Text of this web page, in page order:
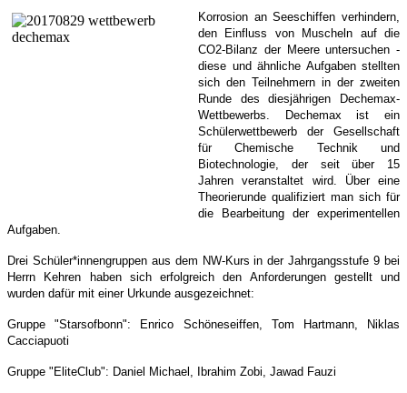
Korrosion an Seeschiffen verhindern,
den Einfluss von Muscheln auf die
CO2-Bilanz der Meere untersuchen -
diese und ähnliche Aufgaben stellten
sich den Teilnehmern in der zweiten
Runde des diesjährigen Dechemax-
Wettbewerbs. Dechemax ist ein
Schülerwettbewerb der Gesellschaft
für Chemische Technik und
Biotechnologie, der seit über 15
Jahren veranstaltet wird. Über eine
Theorierunde qualifiziert man sich für
die Bearbeitung der experimentellen
Aufgaben.
Drei Schüler*innengruppen aus dem NW-Kurs in der Jahrgangsstufe 9 bei
Herrn Kehren haben sich erfolgreich den Anforderungen gestellt und
wurden dafür mit einer Urkunde ausgezeichnet:
Gruppe "Starsofbonn": Enrico Schöneseiffen, Tom Hartmann, Niklas
Cacciapuoti
Gruppe "EliteClub": Daniel Michael, Ibrahim Zobi, Jawad Fauzi